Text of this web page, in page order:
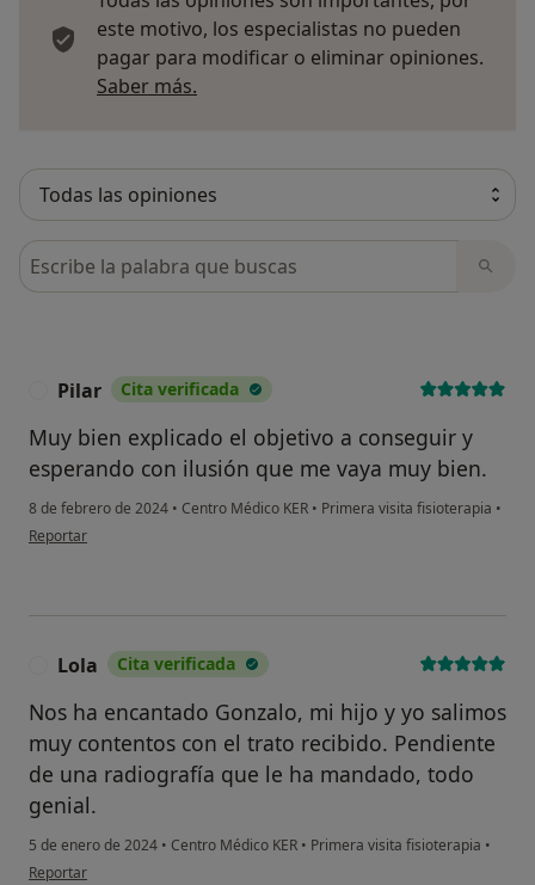
este motivo, los especialistas no pueden
pagar para modificar o eliminar opiniones.
Saber más.
Busca en opiniones
Pilar Cita verificada
Muy bien explicado el objetivo a conseguir y
esperando con ilusión que me vaya muy bien.
8 de febrero de 2024 • Centro Médico KER • Primera visita fisioterapia •
en opinión del usuario Pilar
Reportar
Lola Cita verificada
Nos ha encantado Gonzalo, mi hijo y yo salimos
muy contentos con el trato recibido. Pendiente
de una radiografía que le ha mandado, todo
genial.
5 de enero de 2024 • Centro Médico KER • Primera visita fisioterapia •
en opinión del usuario Lola
Reportar